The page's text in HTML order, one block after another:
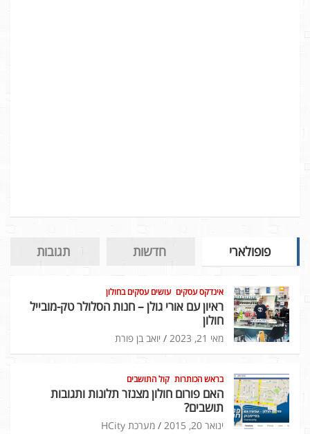
פופולארי חדשות תגובות
אינדקס עסקים עושים עסקים בחולון
ראיון עם אורי גולן – חנות הסלולר טק-מובייל
חולון
מאי 21, 2023 יואב בן פורת
בראש הכותרות קול התושבים
האם פורום חולון מצנזר תלונות ותגובות
תושבים?
ינואר 20, 2015 מערכת HCity